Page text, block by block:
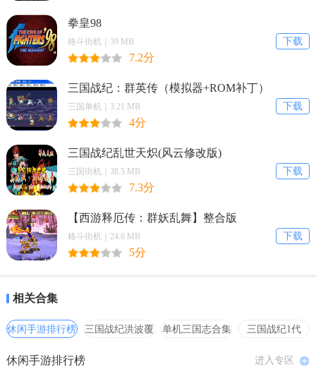
2、玩家么在玩的时候，不用担心会很无聊，因为你会感受到超多的幸
福在其中。
3、有很多可爱的小动物和景色的图片目前都一一的上线，充满竞争的
冒险将要开始来了。
拼了吧苟且狗玩法
指尖的拼图玩法一起来拼凑，每一种拼凑的方式需要来掌握；
出现的图形可能是动物，可能是其他人物或者风景的图案；
拥有了多种时间给予大家来选择，能够获得不同的拼图感受。
拼了吧苟且狗点评
一起来获得更多的挑战乐趣，同时带来更多的拼图创新，将这些零散
的图形全部完整的拼凑到一起吧，最终形成一个整体。
拳皇98
下载
格斗街机｜39 MB
7.2分
三国战纪：群英传（模拟器+ROM补丁）
下载
三国单机｜3.21 MB
4分
三国战纪乱世天炽(风云修改版)
下载
三国街机｜38.5 MB
7.3分
【西游释厄传：群妖乱舞】整合版
下载
格斗街机｜24.6 MB
5分
相关合集
休闲手游排行榜
三国战纪洪波覆
单机三国志合集
三国战纪1代
休闲手游排行榜 进入专区